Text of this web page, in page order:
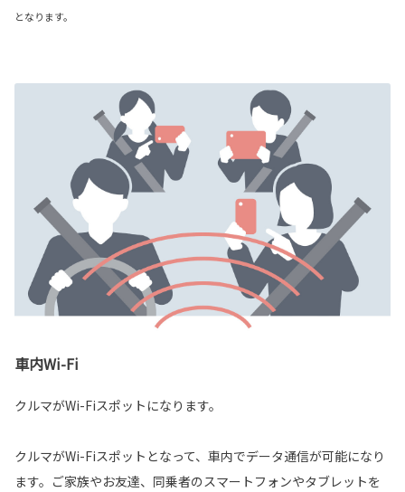
となります。
車内Wi-Fi
クルマがWi-Fiスポットになります。
クルマがWi-Fiスポットとなって、車内でデータ通信が可能になり
ます。ご家族やお友達、同乗者のスマートフォンやタブレットを